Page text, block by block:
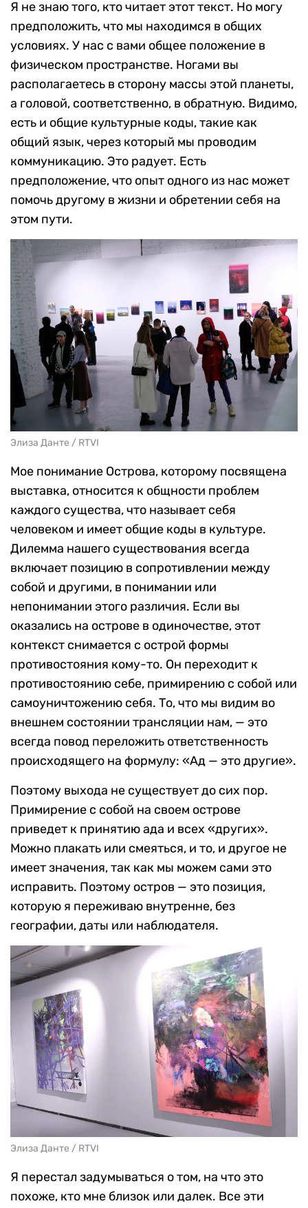
Я не знаю того, кто читает этот текст. Но могу
предположить, что мы находимся в общих
условиях. У нас с вами общее положение в
физическом пространстве. Ногами вы
располагаетесь в сторону массы этой планеты,
а головой, соответственно, в обратную. Видимо,
есть и общие культурные коды, такие как
общий язык, через который мы проводим
коммуникацию. Это радует. Есть
предположение, что опыт одного из нас может
помочь другому в жизни и обретении себя на
этом пути.
Элиза Данте / RTVI
Мое понимание Острова, которому посвящена
выставка, относится к общности проблем
каждого существа, что называет себя
человеком и имеет общие коды в культуре.
Дилемма нашего существования всегда
включает позицию в сопротивлении между
собой и другими, в понимании или
непонимании этого различия. Если вы
оказались на острове в одиночестве, этот
контекст снимается с острой формы
противостояния кому-то. Он переходит к
противостоянию себе, примирению с собой или
самоуничтожению себя. То, что мы видим во
внешнем состоянии трансляции нам, — это
всегда повод переложить ответственность
происходящего на формулу: «Ад — это другие».
Поэтому выхода не существует до сих пор.
Примирение с собой на своем острове
приведет к принятию ада и всех «других».
Можно плакать или смеяться, и то, и другое не
имеет значения, так как мы можем сами это
исправить. Поэтому остров — это позиция,
которую я переживаю внутренне, без
географии, даты или наблюдателя.
Элиза Данте / RTVI
Я перестал задумываться о том, на что это
похоже, кто мне близок или далек. Все эти